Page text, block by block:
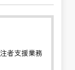
者支援業務